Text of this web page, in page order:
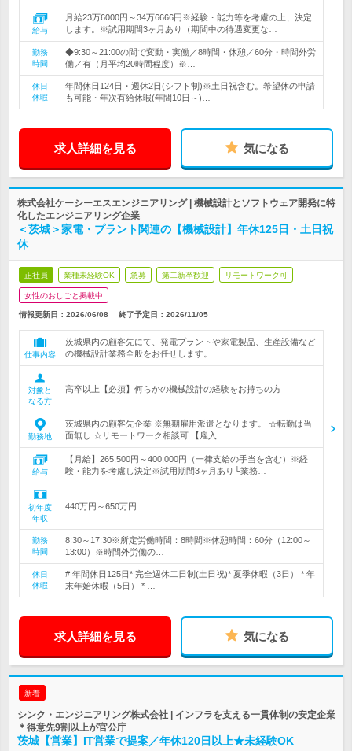
給与
月給23万6000円～34万6666円※経験・能力等を考慮の上、決定
します。※試用期間3ヶ月あり（期間中の待遇変更な…
勤務
時間
◆9:30～21:00の間で変動・実働／8時間・休憩／60分・時間外労
働／有（月平均20時間程度）※…
休日
休暇
年間休日124日・週休2日(シフト制)※土日祝含む。希望休の申請
も可能・年次有給休暇(年間10日～)…
求人詳細を見る 気になる
株式会社ケーシーエスエンジニアリング | 機械設計とソフトウェア開発に特
化したエンジニアリング企業
＜茨城＞家電・プラント関連の【機械設計】年休125日・土日祝
休
正社員 業種未経験OK 急募 第二新卒歓迎 リモートワーク可
女性のおしごと掲載中
情報更新日：2026/06/08 終了予定日： 2026/11/05
仕事内容
茨城県内の顧客先にて、発電プラントや家電製品、生産設備など
の機械設計業務全般をお任せします。
対象と
なる方
高卒以上【必須】何らかの機械設計の経験をお持ちの方
勤務地
茨城県内の顧客先企業 ※無期雇用派遣となります。 ☆転勤は当
面無し ☆リモートワーク相談可 【雇入…
給与
【月給】265,500円～400,000円（一律支給の手当を含む）※経
験・能力を考慮し決定※試用期間3ヶ月あり└業務…
初年度
年収
440万円～650万円
勤務
時間
8:30～17:30※所定労働時間：8時間※休憩時間：60分（12:00～
13:00）※時間外労働の…
休日
休暇
# 年間休日125日* 完全週休二日制(土日祝)* 夏季休暇（3日） * 年
末年始休暇（5日） * …
求人詳細を見る 気になる
新着
シンク・エンジニアリング株式会社 | インフラを支える一貫体制の安定企業
＊得意先9割以上が官公庁
茨城【営業】IT営業で提案／年休120日以上★未経験OK